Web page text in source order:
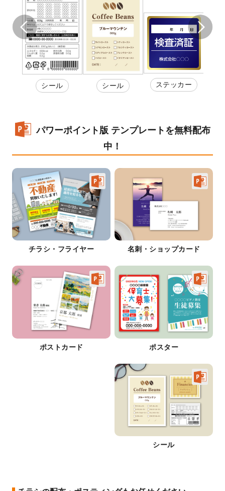
シール シール ステッカー
パワーポイント版 テンプレートを無料配布
中！
チラシ・フライヤー 名刺・ショップカード
ポストカード ポスター
シール